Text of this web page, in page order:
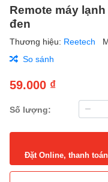
Remote máy lạnh
đen
Thương hiệu: Reetech
So sánh
59.000 ₫
Số lượng:
Đặt Online, thanh